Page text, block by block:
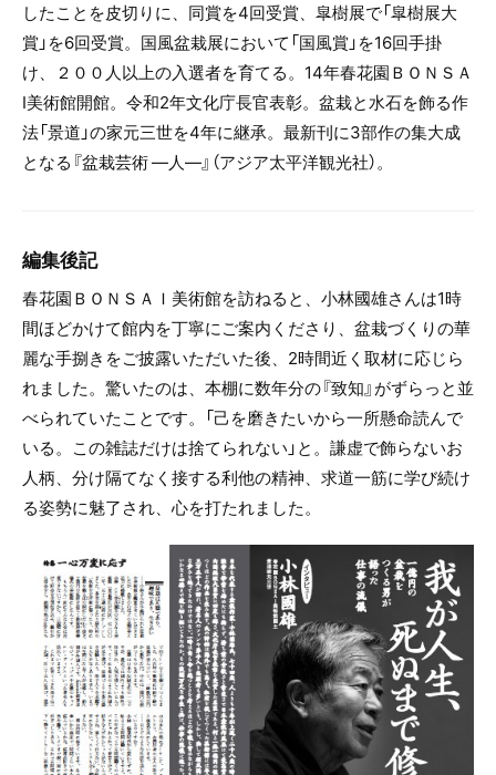
したことを皮切りに、同賞を4回受賞、皐樹展で「皐樹展大
賞」を6回受賞。国風盆栽展において「国風賞」を16回手掛
け、２００人以上の入選者を育てる。14年春花園ＢＯＮＳＡ
I美術館開館。令和2年文化庁長官表彰。盆栽と水石を飾る作
法「景道」の家元三世を4年に継承。最新刊に3部作の集大成
となる『盆栽芸術 ―人―』（アジア太平洋観光社）。
編集後記
春花園ＢＯＮＳＡＩ美術館を訪ねると、小林國雄さんは1時
間ほどかけて館内を丁寧にご案内くださり、盆栽づくりの華
麗な手捌きをご披露いただいた後、2時間近く取材に応じら
れました。驚いたのは、本棚に数年分の『致知』がずらっと並
べられていたことです。「己を磨きたいから一所懸命読んで
いる。この雑誌だけは捨てられない」と。謙虚で飾らないお
人柄、分け隔てなく接する利他の精神、求道一筋に学び続け
る姿勢に魅了され、心を打たれました。